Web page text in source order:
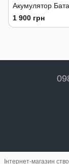
1 900 грн
Інтернет-магазин